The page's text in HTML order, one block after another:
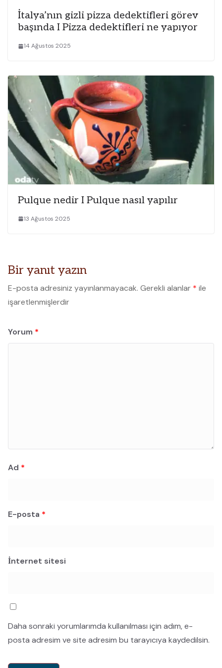
İtalya’nın gizli pizza dedektifleri görev
başında I Pizza dedektifleri ne yapıyor
14 Ağustos 2025
Pulque nedir I Pulque nasıl yapılır
13 Ağustos 2025
Bir yanıt yazın
E-posta adresiniz yayınlanmayacak. Gerekli alanlar * ile
işaretlenmişlerdir
Yorum *
Ad *
E-posta *
İnternet sitesi
Daha sonraki yorumlarımda kullanılması için adım, e-
posta adresim ve site adresim bu tarayıcıya kaydedilsin.